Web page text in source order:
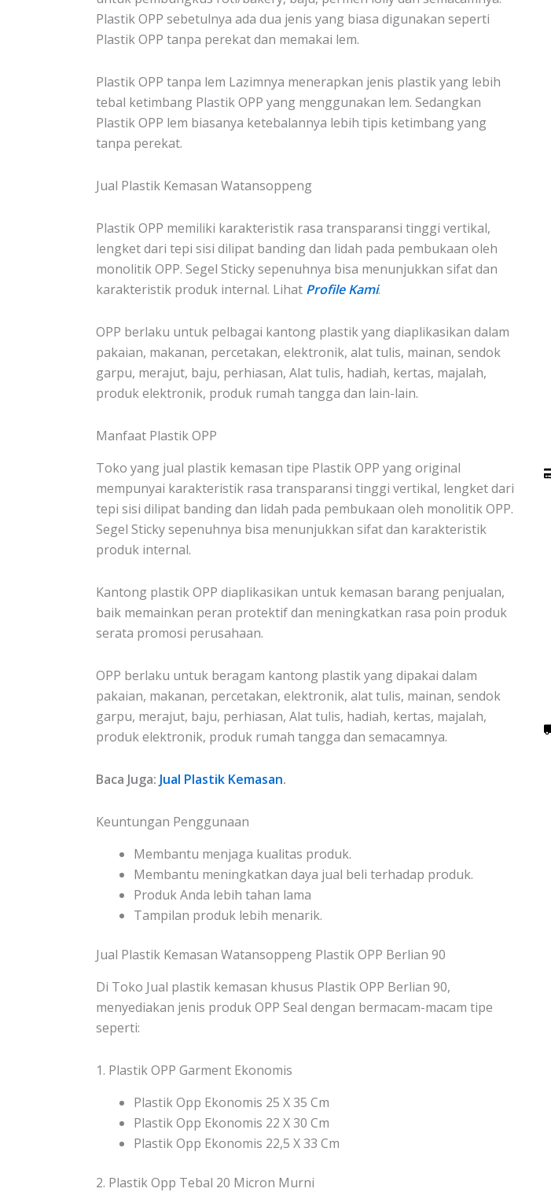
Plastik OPP sebetulnya ada dua jenis yang biasa digunakan seperti
Plastik OPP tanpa perekat dan memakai lem.
Plastik OPP tanpa lem Lazimnya menerapkan jenis plastik yang lebih
tebal ketimbang Plastik OPP yang menggunakan lem. Sedangkan
Plastik OPP lem biasanya ketebalannya lebih tipis ketimbang yang
tanpa perekat.
Jual Plastik Kemasan Watansoppeng
Plastik OPP memiliki karakteristik rasa transparansi tinggi vertikal,
lengket dari tepi sisi dilipat banding dan lidah pada pembukaan oleh
monolitik OPP. Segel Sticky sepenuhnya bisa menunjukkan sifat dan
karakteristik produk internal. Lihat Profile Kami.
OPP berlaku untuk pelbagai kantong plastik yang diaplikasikan dalam
pakaian, makanan, percetakan, elektronik, alat tulis, mainan, sendok
garpu, merajut, baju, perhiasan, Alat tulis, hadiah, kertas, majalah,
produk elektronik, produk rumah tangga dan lain-lain.
Manfaat Plastik OPP
Toko yang jual plastik kemasan tipe Plastik OPP yang original
mempunyai karakteristik rasa transparansi tinggi vertikal, lengket dari
tepi sisi dilipat banding dan lidah pada pembukaan oleh monolitik OPP.
Segel Sticky sepenuhnya bisa menunjukkan sifat dan karakteristik
produk internal.
Kantong plastik OPP diaplikasikan untuk kemasan barang penjualan,
baik memainkan peran protektif dan meningkatkan rasa poin produk
serata promosi perusahaan.
OPP berlaku untuk beragam kantong plastik yang dipakai dalam
pakaian, makanan, percetakan, elektronik, alat tulis, mainan, sendok
garpu, merajut, baju, perhiasan, Alat tulis, hadiah, kertas, majalah,
produk elektronik, produk rumah tangga dan semacamnya.
Baca Juga: Jual Plastik Kemasan.
Keuntungan Penggunaan
Membantu menjaga kualitas produk.
Membantu meningkatkan daya jual beli terhadap produk.
Produk Anda lebih tahan lama
Tampilan produk lebih menarik.
Jual Plastik Kemasan Watansoppeng Plastik OPP Berlian 90
Di Toko Jual plastik kemasan khusus Plastik OPP Berlian 90,
menyediakan jenis produk OPP Seal dengan bermacam-macam tipe
seperti:
1. Plastik OPP Garment Ekonomis
Plastik Opp Ekonomis 25 X 35 Cm
Plastik Opp Ekonomis 22 X 30 Cm
Plastik Opp Ekonomis 22,5 X 33 Cm
2. Plastik Opp Tebal 20 Micron Murni